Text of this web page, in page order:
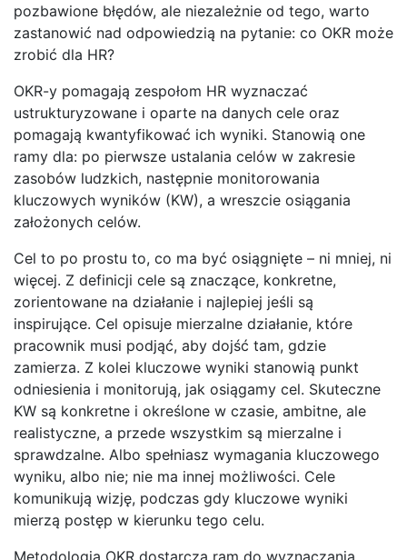
pozbawione błędów, ale niezależnie od tego, warto
zastanowić nad odpowiedzią na pytanie: co OKR może
zrobić dla HR?
OKR-y pomagają zespołom HR wyznaczać
ustrukturyzowane i oparte na danych cele oraz
pomagają kwantyfikować ich wyniki. Stanowią one
ramy dla: po pierwsze ustalania celów w zakresie
zasobów ludzkich, następnie monitorowania
kluczowych wyników (KW), a wreszcie osiągania
założonych celów.
Cel to po prostu to, co ma być osiągnięte – ni mniej, ni
więcej. Z definicji cele są znaczące, konkretne,
zorientowane na działanie i najlepiej jeśli są
inspirujące. Cel opisuje mierzalne działanie, które
pracownik musi podjąć, aby dojść tam, gdzie
zamierza. Z kolei kluczowe wyniki stanowią punkt
odniesienia i monitorują, jak osiągamy cel. Skuteczne
KW są konkretne i określone w czasie, ambitne, ale
realistyczne, a przede wszystkim są mierzalne i
sprawdzalne. Albo spełniasz wymagania kluczowego
wyniku, albo nie; nie ma innej możliwości. Cele
komunikują wizję, podczas gdy kluczowe wyniki
mierzą postęp w kierunku tego celu.
Metodologia OKR dostarcza ram do wyznaczania